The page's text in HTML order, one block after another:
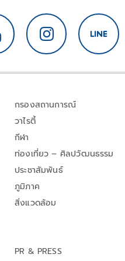
กรองสถานการณ์
วาไรตี้
กีฬา
ท่องเที่ยว – ศิลปวัฒนธรรม
ประชาสัมพันธ์
ภูมิภาค
สิ่งแวดล้อม
PR & PRESS